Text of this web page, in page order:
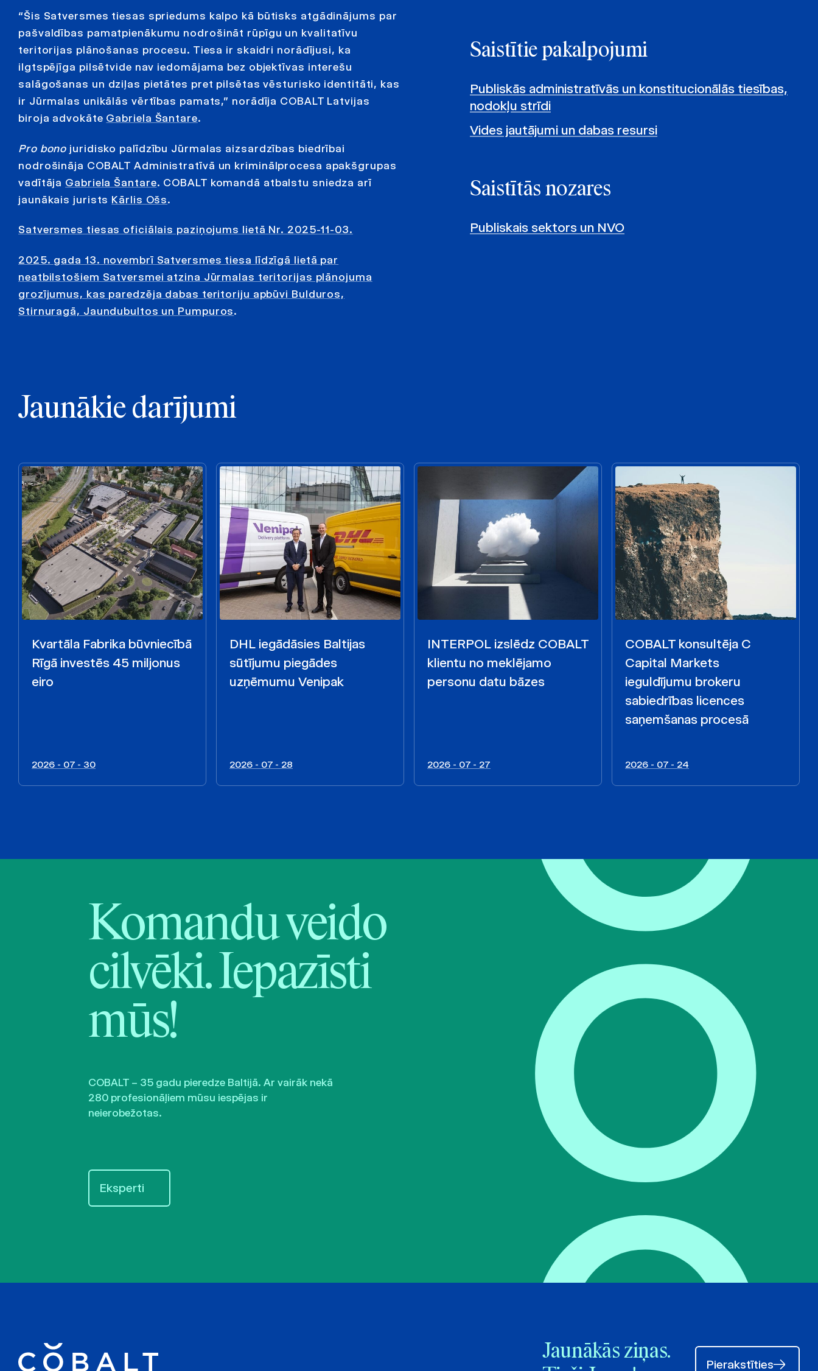
“Šis Satversmes tiesas spriedums kalpo kā būtisks atgādinājums par
pašvaldības pamatpienākumu nodrošināt rūpīgu un kvalitatīvu
teritorijas plānošanas procesu. Tiesa ir skaidri norādījusi, ka
ilgtspējīga pilsētvide nav iedomājama bez objektīvas interešu
salāgošanas un dziļas pietātes pret pilsētas vēsturisko identitāti, kas
ir Jūrmalas unikālās vērtības pamats,” norādīja COBALT Latvijas
biroja advokāte Gabriela Šantare.
Pro bono juridisko palīdzību Jūrmalas aizsardzības biedrībai
nodrošināja COBALT Administratīvā un kriminālprocesa apakšgrupas
vadītāja Gabriela Šantare. COBALT komandā atbalstu sniedza arī
jaunākais jurists Kārlis Ošs.
Satversmes tiesas oficiālais paziņojums lietā Nr. 2025-11-03.
2025. gada 13. novembrī Satversmes tiesa līdzīgā lietā par
neatbilstošiem Satversmei atzina Jūrmalas teritorijas plānojuma
grozījumus, kas paredzēja dabas teritoriju apbūvi Bulduros,
Stirnuragā, Jaundubultos un Pumpuros.
Saistītie pakalpojumi
Publiskās administratīvās un konstitucionālās tiesības,
nodokļu strīdi
Vides jautājumi un dabas resursi
Saistītās nozares
Publiskais sektors un NVO
Jaunākie darījumi
Kvartāla Fabrika būvniecībā
Rīgā investēs 45 miljonus
eiro
2026 - 07 - 30
DHL iegādāsies Baltijas
sūtījumu piegādes
uzņēmumu Venipak
2026 - 07 - 28
INTERPOL izslēdz COBALT
klientu no meklējamo
personu datu bāzes
2026 - 07 - 27
COBALT konsultēja C
Capital Markets
ieguldījumu brokeru
sabiedrības licences
saņemšanas procesā
2026 - 07 - 24
Komandu veido
cilvēki. Iepazīsti
mūs!
COBALT – 35 gadu pieredze Baltijā. Ar vairāk nekā
280 profesionāļiem mūsu iespējas ir
neierobežotas.
Eksperti
Jaunākās ziņas.
Pierakstīties